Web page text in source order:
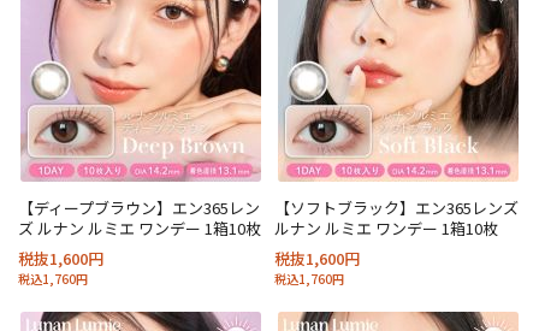
【ディープブラウン】エン365レン
ズ ルナン ルミエ ワンデー 1箱10枚
税抜1,600円
税込1,760円
【ソフトブラック】エン365レンズ
ルナン ルミエ ワンデー 1箱10枚
税抜1,600円
税込1,760円